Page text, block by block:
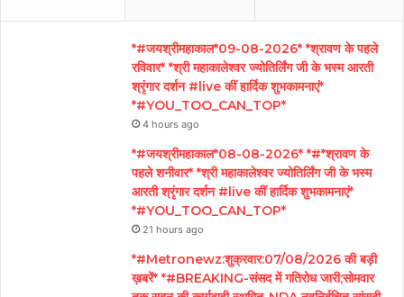
*#जयश्रीमहाकाल*09-08-2026* *श्रावण के पहले
रविवार* *श्री महाकालेश्वर ज्योतिर्लिंग जी के भस्म आरती
श्रृंगार दर्शन #live कीं हार्दिक शुभकामनाएं*
*#YOU_TOO_CAN_TOP*
4 hours ago
*#जयश्रीमहाकाल*08-08-2026* *#*श्रावण के
पहले शनीवार* *श्री महाकालेश्वर ज्योतिर्लिंग जी के भस्म
आरती श्रृंगार दर्शन #live कीं हार्दिक शुभकामनाएं*
*#YOU_TOO_CAN_TOP*
21 hours ago
*#Metronewz:शुक्रवार:07/08/2026 की बड़ी
ख़बरें* *#BREAKING-संसद में गतिरोध जारी;सोमवार